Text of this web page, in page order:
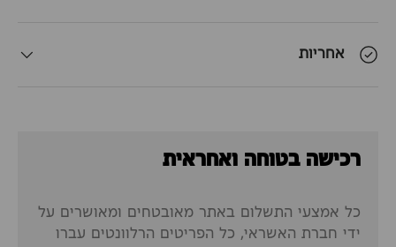
אחריות
רכישה בטוחה ואחראית
כל אמצעי התשלום באתר מאובטחים ומאושרים על
ידי חברת האשראי, כל הפריטים הרלוונטים עברו